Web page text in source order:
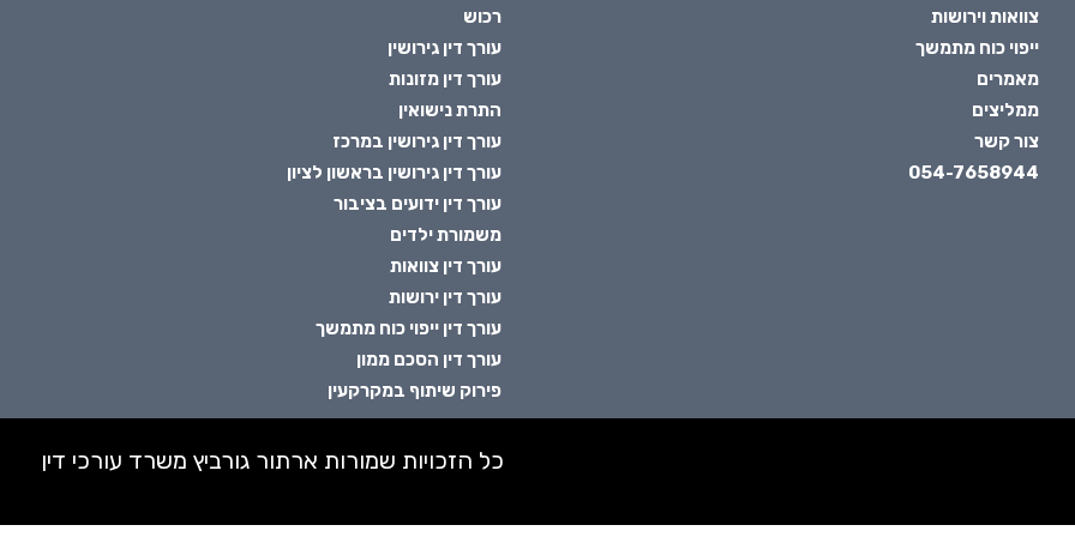
צוואות וירושות
ייפוי כוח מתמשך
מאמרים
ממליצים
צור קשר
054-7658944
רכוש
עורך דין גירושין
עורך דין מזונות
התרת נישואין
עורך דין גירושין במרכז
עורך דין גירושין בראשון לציון
עורך דין ידועים בציבור
משמורת ילדים
עורך דין צוואות
עורך דין ירושות
עורך דין ייפוי כוח מתמשך
עורך דין הסכם ממון
פירוק שיתוף במקרקעין
כל הזכויות שמורות ארתור גורביץ משרד עורכי דין